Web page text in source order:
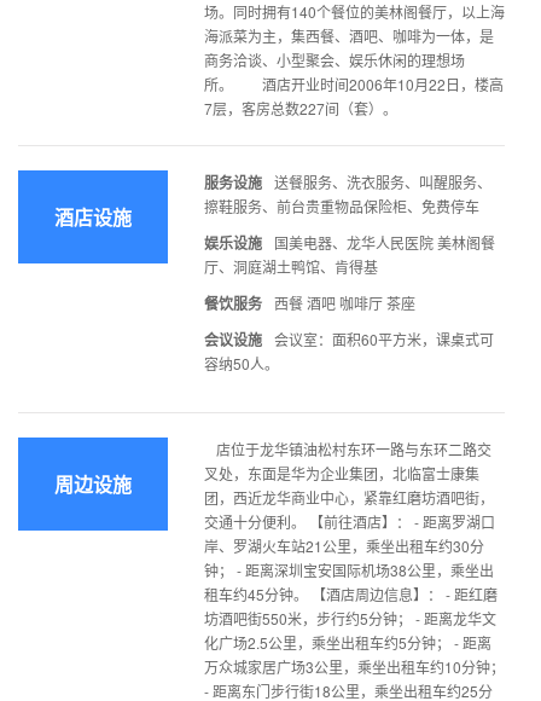
场。同时拥有140个餐位的美林阁餐厅，以上海
海派菜为主，集西餐、酒吧、咖啡为一体，是
商务洽谈、小型聚会、娱乐休闲的理想场
所。 酒店开业时间2006年10月22日，楼高
7层，客房总数227间（套）。
酒店设施
服务设施 送餐服务、洗衣服务、叫醒服务、
擦鞋服务、前台贵重物品保险柜、免费停车
娱乐设施
国美电器、龙华人民医院 美林阁餐
厅、洞庭湖土鸭馆、肯得基
餐饮服务 西餐 酒吧 咖啡厅 茶座
会议设施 会议室：面积60平方米，课桌式可
容纳50人。
周边设施
店位于龙华镇油松村东环一路与东环二路交
叉处，东面是华为企业集团，北临富士康集
团，西近龙华商业中心，紧靠红磨坊酒吧街，
交通十分便利。 【前往酒店】： - 距离罗湖口
岸、罗湖火车站21公里，乘坐出租车约30分
钟； - 距离深圳宝安国际机场38公里，乘坐出
租车约45分钟。 【酒店周边信息】： - 距红磨
坊酒吧街550米，步行约5分钟； - 距离龙华文
化广场2.5公里，乘坐出租车约5分钟； - 距离
万众城家居广场3公里，乘坐出租车约10分钟；
- 距离东门步行街18公里，乘坐出租车约25分